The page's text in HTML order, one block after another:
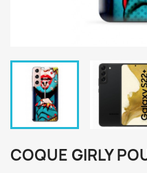
COQUE GIRLY